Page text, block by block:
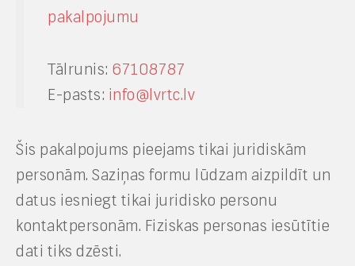
pakalpojumu
Tālrunis: 67108787
E-pasts: info@lvrtc.lv
Šis pakalpojums pieejams tikai juridiskām
personām. Saziņas formu lūdzam aizpildīt un
datus iesniegt tikai juridisko personu
kontaktpersonām. Fiziskas personas iesūtītie
dati tiks dzēsti.